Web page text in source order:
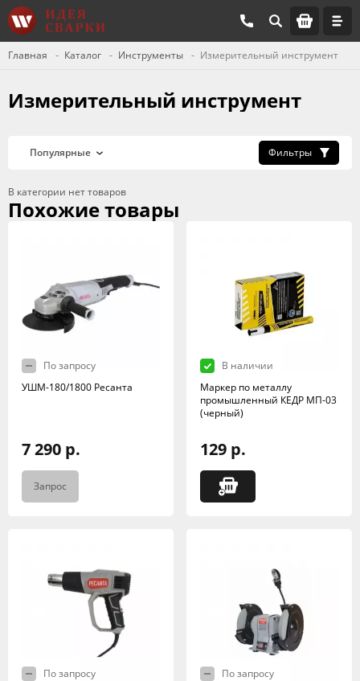
Главная Каталог Инструменты Измерительный инструмент
Измерительный инструмент
Фильтры
В категории нет товаров
Похожие товары
По запросу
УШМ-180/1800 Ресанта
7 290 р.
Запрос
В наличии
Маркер по металлу
промышленный КЕДР МП-03
(черный)
129 р.
По запросу
По запросу